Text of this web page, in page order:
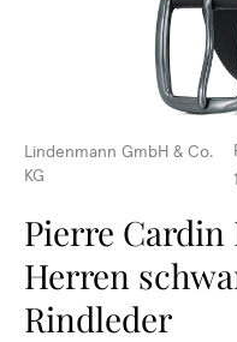
Lindenmann GmbH & Co.
KG
Pierre
Herren
Rindleder